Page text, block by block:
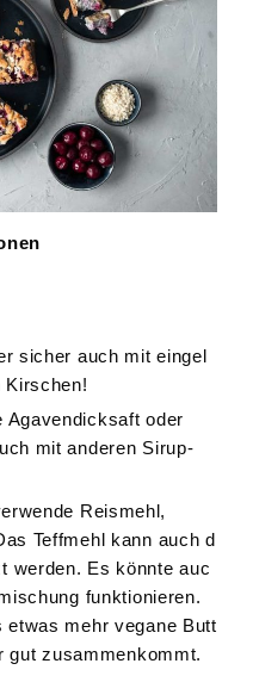
sicher auch mit eingel
Kirschen!
Agavendicksaft oder
mit anderen Sirup-
Reismehl,
Teffmehl kann auch d
werden. Es könnte auc
funktionieren.
etwas mehr vegane Butt
gut zusammenkommt.